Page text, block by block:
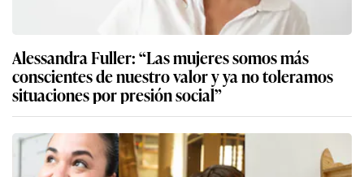
Alessandra Fuller: “Las mujeres somos más
conscientes de nuestro valor y ya no toleramos
situaciones por presión social”